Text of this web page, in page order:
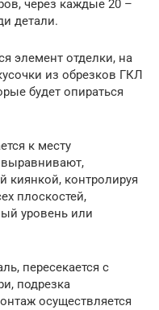
через каждые 20 –
детали.
элемент отделки, на
из обрезков ГКЛ
будет опираться
к месту
выравнивают,
киянкой, контролируя
плоскостей,
уровень или
пересекается с
подрезка
осуществляется